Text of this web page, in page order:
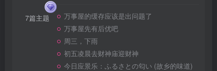
7篇主题
万事屋的缓存应该是出问题了
万事屋先有后优吧
周三，下雨
初五凌晨去财神庙迎财神
今日应景乐：ふるさとの匂い (故乡的味道)